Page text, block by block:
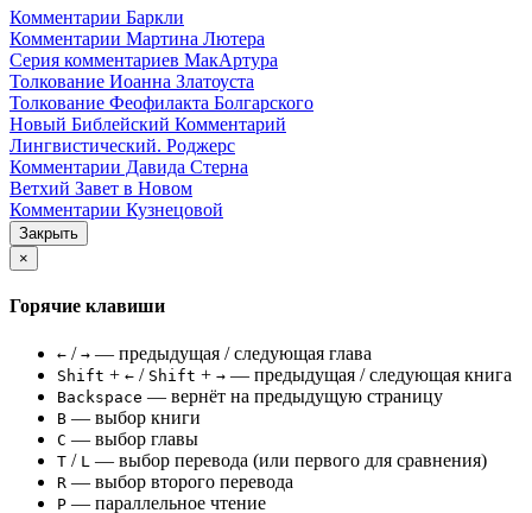
Комментарии Баркли
Комментарии Мартина Лютера
Серия комментариев МакАртура
Толкование Иоанна Златоуста
Толкование Феофилакта Болгарского
Новый Библейский Комментарий
Лингвистический. Роджерс
Комментарии Давида Стерна
Ветхий Завет в Новом
Комментарии Кузнецовой
Закрыть
×
Горячие клавиши
← / → — предыдущая / следующая глава
Shift + ← / Shift + → — предыдущая / следующая книга
Backspace — вернёт на предыдущую страницу
B — выбор книги
C — выбор главы
T / L — выбор перевода (или первого для сравнения)
R — выбор второго перевода
P — параллельное чтение